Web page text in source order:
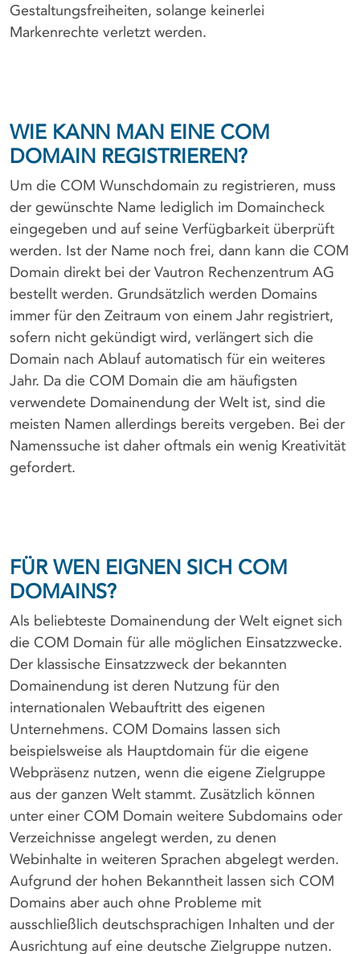
Gestaltungsfreiheiten, solange keinerlei
Markenrechte verletzt werden.
WIE KANN MAN EINE COM
DOMAIN REGISTRIEREN?
Um die COM Wunschdomain zu registrieren, muss
der gewünschte Name lediglich im Domaincheck
eingegeben und auf seine Verfügbarkeit überprüft
werden. Ist der Name noch frei, dann kann die COM
Domain direkt bei der Vautron Rechenzentrum AG
bestellt werden. Grundsätzlich werden Domains
immer für den Zeitraum von einem Jahr registriert,
sofern nicht gekündigt wird, verlängert sich die
Domain nach Ablauf automatisch für ein weiteres
Jahr. Da die COM Domain die am häufigsten
verwendete Domainendung der Welt ist, sind die
meisten Namen allerdings bereits vergeben. Bei der
Namenssuche ist daher oftmals ein wenig Kreativität
gefordert.
FÜR WEN EIGNEN SICH COM
DOMAINS?
Als beliebteste Domainendung der Welt eignet sich
die COM Domain für alle möglichen Einsatzzwecke.
Der klassische Einsatzzweck der bekannten
Domainendung ist deren Nutzung für den
internationalen Webauftritt des eigenen
Unternehmens. COM Domains lassen sich
beispielsweise als Hauptdomain für die eigene
Webpräsenz nutzen, wenn die eigene Zielgruppe
aus der ganzen Welt stammt. Zusätzlich können
unter einer COM Domain weitere Subdomains oder
Verzeichnisse angelegt werden, zu denen
Webinhalte in weiteren Sprachen abgelegt werden.
Aufgrund der hohen Bekanntheit lassen sich COM
Domains aber auch ohne Probleme mit
ausschließlich deutschsprachigen Inhalten und der
Ausrichtung auf eine deutsche Zielgruppe nutzen.